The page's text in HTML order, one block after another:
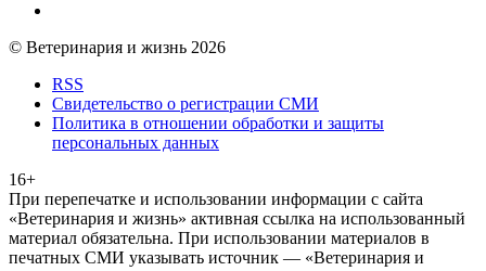
© Ветеринария и жизнь 2026
RSS
Свидетельство о регистрации СМИ
Политика в отношении обработки и защиты
персональных данных
16+
При перепечатке и использовании информации с сайта
«Ветеринария и жизнь» активная ссылка на использованный
материал обязательна. При использовании материалов в
печатных СМИ указывать источник — «Ветеринария и